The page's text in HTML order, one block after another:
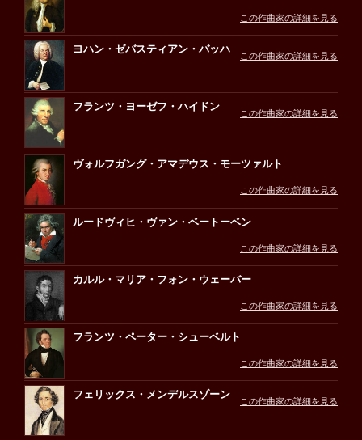
この作曲家の詳細を見る
ヨハン・ゼバスティアン・バッハ
この作曲家の詳細を見る
フランツ・ヨーゼフ・ハイドン
この作曲家の詳細を見る
ヴォルフガング・アマデウス・モーツァルト
この作曲家の詳細を見る
ルードヴィヒ・ヴァン・ベートーベン
この作曲家の詳細を見る
カルル・マリア・フォン・ウェーバー
この作曲家の詳細を見る
フランツ・ペーター・シューベルト
この作曲家の詳細を見る
フェリックス・メンデルスゾーン
この作曲家の詳細を見る